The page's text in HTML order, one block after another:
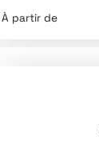
À partir de